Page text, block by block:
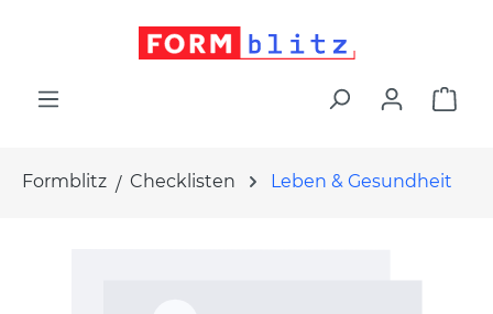
Formblitz Checklisten Leben & Gesundheit